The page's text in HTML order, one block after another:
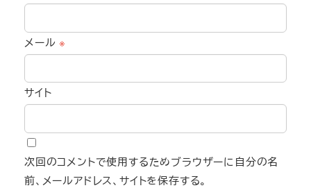
メール※
サイト
次回のコメントで使用するためブラウザーに自分の名
前、メールアドレス、サイトを保存する。